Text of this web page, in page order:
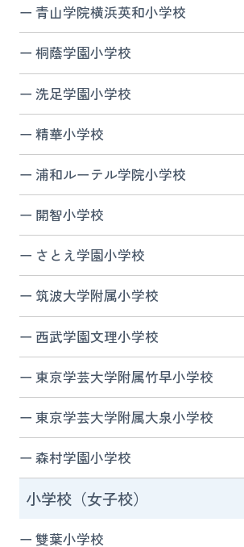
青山学院横浜英和小学校
桐蔭学園小学校
洗足学園小学校
精華小学校
浦和ルーテル学院小学校
開智小学校
さとえ学園小学校
筑波大学附属小学校
西武学園文理小学校
東京学芸大学附属竹早小学校
東京学芸大学附属大泉小学校
森村学園小学校
小学校（女子校）
雙葉小学校